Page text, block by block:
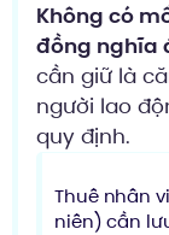
Không có
đồng nghĩa
cần giữ là
người lao
quy định.
Thuê nhân
niên) cần